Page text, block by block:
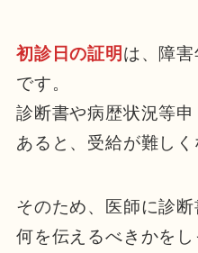
初診日の証明 は、障
です。
診断書や病歴状況等
あると、受給が難しく
そのため、医師に診断
何を伝えるべきかを